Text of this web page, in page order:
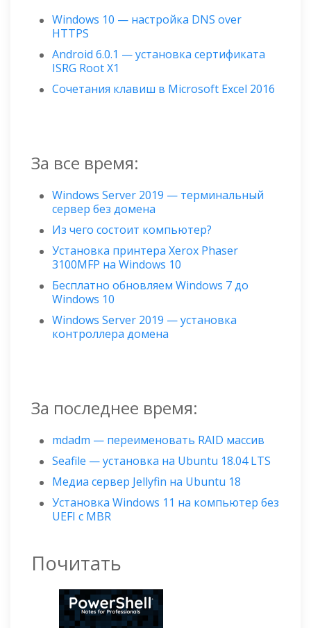
Windows 10 — настройка DNS over
HTTPS
Android 6.0.1 — установка сертификата
ISRG Root X1
Сочетания клавиш в Microsoft Excel 2016
За все время:
Windows Server 2019 — терминальный
сервер без домена
Из чего состоит компьютер?
Установка принтера Xerox Phaser
3100MFP на Windows 10
Бесплатно обновляем Windows 7 до
Windows 10
Windows Server 2019 — установка
контроллера домена
За последнее время:
mdadm — переименовать RAID массив
Seafile — установка на Ubuntu 18.04 LTS
Медиа сервер Jellyfin на Ubuntu 18
Установка Windows 11 на компьютер без
UEFI с MBR
Почитать